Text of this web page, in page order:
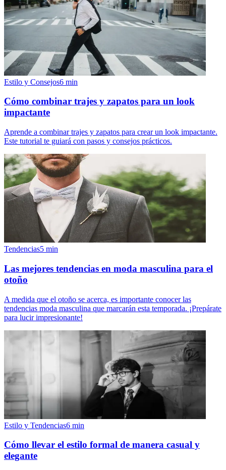
Estilo y Consejos6 min
Cómo combinar trajes y zapatos para un look
impactante
Aprende a combinar trajes y zapatos para crear un look impactante.
Este tutorial te guiará con pasos y consejos prácticos.
Tendencias5 min
Las mejores tendencias en moda masculina para el
otoño
A medida que el otoño se acerca, es importante conocer las
tendencias moda masculina que marcarán esta temporada. ¡Prepárate
para lucir impresionante!
Estilo y Tendencias6 min
Cómo llevar el estilo formal de manera casual y
elegante